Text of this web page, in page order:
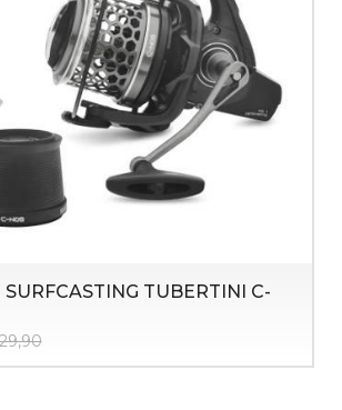
TUBERTINI C-